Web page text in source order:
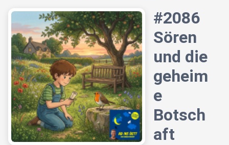
#2086
Sören
und die
geheim
e
Botsch
aft